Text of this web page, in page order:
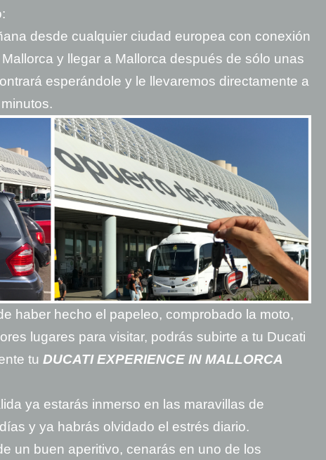
desde cualquier ciudad europea con conexión
y llegar a Mallorca después de sólo unas
esperándole y le llevaremos directamente a
haber hecho el papeleo, comprobado la moto,
lugares para visitar, podrás subirte a tu Ducati
tu DUCATI EXPERIENCE IN MALLORCA
ya estarás inmerso en las maravillas de
y ya habrás olvidado el estrés diario.
un buen aperitivo, cenarás en uno de los